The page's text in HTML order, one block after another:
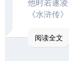
他时若遂
《水浒传》
阅读全文